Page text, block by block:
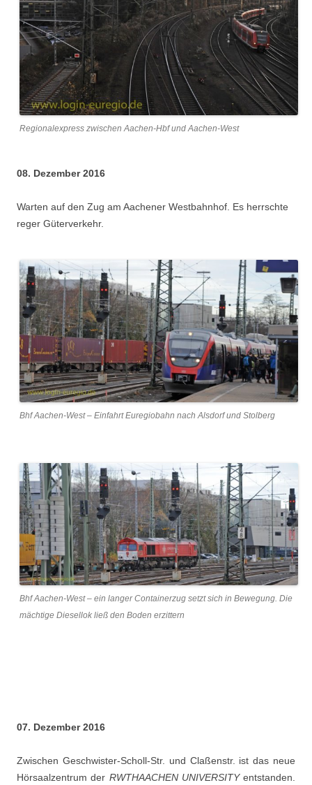
Regionalexpress zwischen Aachen-Hbf und Aachen-West
08. Dezember 2016
Warten auf den Zug am Aachener Westbahnhof. Es herrschte
reger Güterverkehr.
Bhf Aachen-West – Einfahrt Euregiobahn nach Alsdorf und Stolberg
Bhf Aachen-West – ein langer Containerzug setzt sich in Bewegung. Die
mächtige Diesellok ließ den Boden erzittern
07. Dezember 2016
Zwischen Geschwister-Scholl-Str. und Claßenstr. ist das neue
Hörsaalzentrum der RWTHAACHEN UNIVERSITY entstanden.